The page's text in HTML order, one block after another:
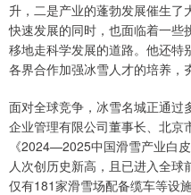
升，二是产业的蓬勃发展催生了
快速发展的同时，也面临着一些
移地走科学发展的道路。他还特
各界合作加强冰雪人才的培养，
面对全球竞争，冰雪名城正通过
企业管理有限公司董事长、北京
《2024—2025中国滑雪产业白
人次创历史新高，且已进入全球
仅有181家滑雪场配备缆车等设